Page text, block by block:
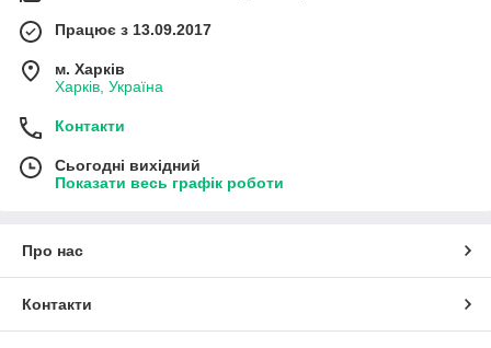
Працює з 13.09.2017
м. Харків
Харків, Україна
Контакти
Сьогодні вихідний
Показати весь графік роботи
Про нас
Контакти